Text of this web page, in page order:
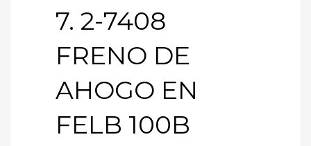
7. 2-7408
FRENO DE
AHOGO EN
FELB 100B